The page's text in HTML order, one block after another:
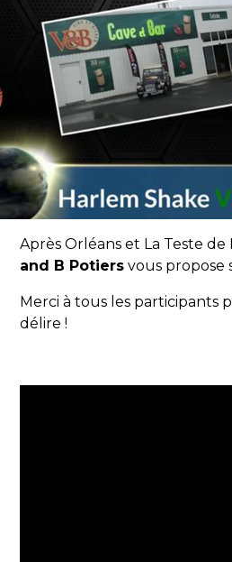
Après Orléans et La Teste de
and B Potiers vous propose
Merci à tous les participants
délire !